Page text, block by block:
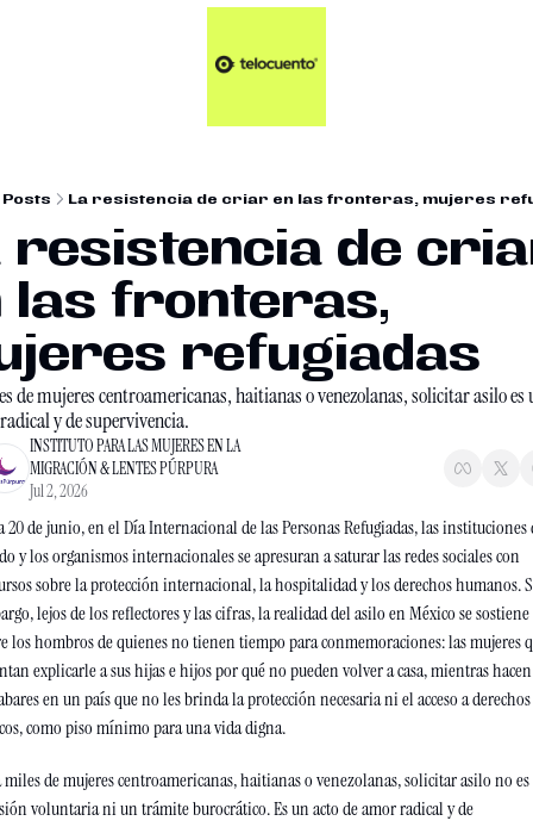
Artículos 📑
Plus 💎
Entretenimiento🥤
Posts La resistencia de criar en las fronteras, mujeres
resistencia de
las fronteras,
refugiadas
de mujeres centroamericanas, haitianas o venezolanas, solicitar asilo es
y de supervivencia.
INSTITUTO PARA LAS MUJERES EN LA
MIGRACIÓN & LENTES PÚRPURA
Jul 2, 2026
20 de junio, en el Día Internacional de las Personas Refugiadas, las instituciones
y los organismos internacionales se apresuran a saturar las redes sociales con
sobre la protección internacional, la hospitalidad y los derechos humanos.
lejos de los reflectores y las cifras, la realidad del asilo en México se sostiene
los hombros de quienes no tienen tiempo para conmemoraciones: las mujeres
explicarle a sus hijas e hijos por qué no pueden volver a casa, mientras hacen
en un país que no les brinda la protección necesaria ni el acceso a derechos
como piso mínimo para una vida digna.
miles de mujeres centroamericanas, haitianas o venezolanas, solicitar asilo no
voluntaria ni un trámite burocrático. Es un acto de amor radical y de